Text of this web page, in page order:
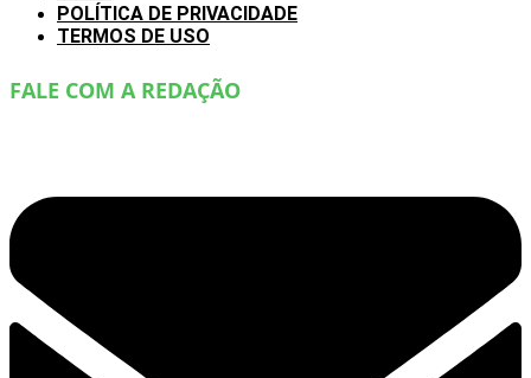
POLÍTICA DE PRIVACIDADE
TERMOS DE USO
FALE COM A REDAÇÃO